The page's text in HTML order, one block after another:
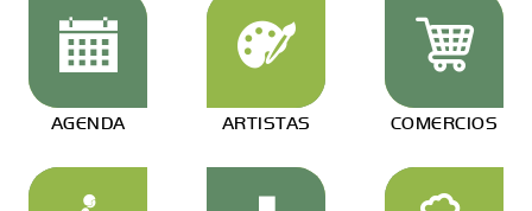
AGENDA ARTISTAS COMERCIOS